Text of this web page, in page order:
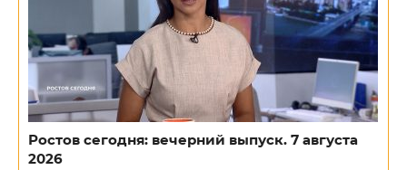
Ростов сегодня: вечерний выпуск. 7 августа
2026